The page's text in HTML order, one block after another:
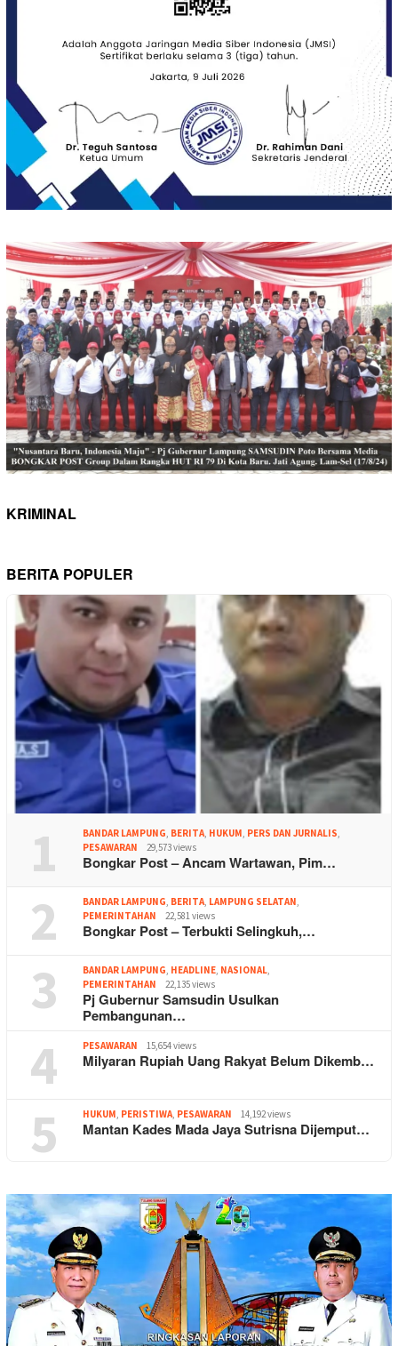
KRIMINAL
BERITA POPULER
1 BANDAR LAMPUNG BERITA HUKUM PERS DAN JURNALIS
PESAWARAN
29,573 views
Bongkar Post – Ancam Wartawan, Pim…
2 BANDAR LAMPUNG BERITA LAMPUNG SELATAN
PEMERINTAHAN
22,581 views
Bongkar Post – Terbukti Selingkuh,…
3 BANDAR LAMPUNG HEADLINE NASIONAL
PEMERINTAHAN
22,135 views
Pj Gubernur Samsudin Usulkan
Pembangunan…
4 PESAWARAN 15,654 views
Milyaran Rupiah Uang Rakyat Belum Dikemb…
5 HUKUM PERISTIWA PESAWARAN 14,192 views
Mantan Kades Mada Jaya Sutrisna Dijemput…